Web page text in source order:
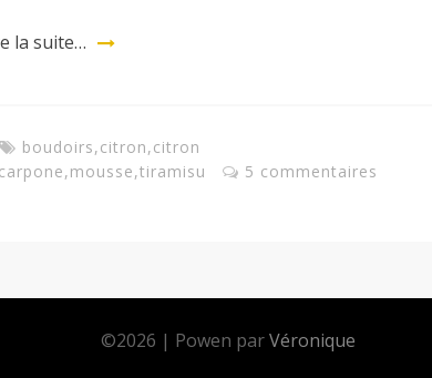
la suite…
boudoirs,citron,citron
,mousse,tiramisu 5 commentaires
©2026 | Powen parVéronique